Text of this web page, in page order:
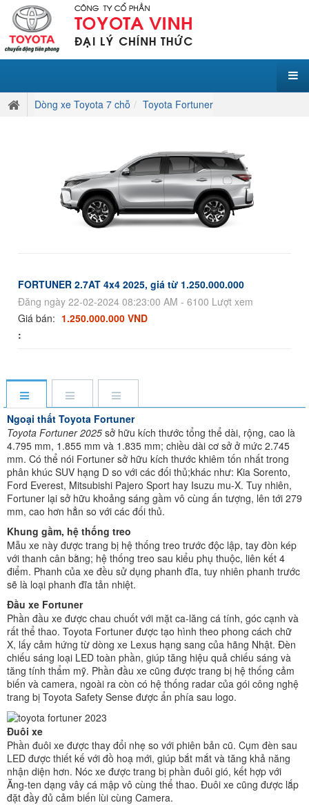
Dòng xe Toyota 7 chỗ Toyota Fortuner
FORTUNER 2.7AT 4x4 2025, giá từ 1.250.000.000
Đăng ngày 22-02-2024 08:23:00 AM - 6100 Lượt xem
Giá bán: 1.250.000.000 VND
:
Ngoại thất Toyota Fortuner
Toyota Fortuner 2025 sở hữu kích thước tổng thể dài, rộng, cao là
4.795 mm, 1.855 mm và 1.835 mm; chiều dài cơ sở ở mức 2.745
mm. Có thể nói Fortuner sở hữu kích thước khiêm tốn nhất trong
phân khúc SUV hạng D so với các đối thủ;khác như: Kia Sorento,
Ford Everest, Mitsubishi Pajero Sport hay Isuzu mu-X. Tuy nhiên,
Fortuner lại sở hữu khoảng sáng gầm vô cùng ấn tượng, lên tới 279
mm, cao hơn hẳn so với các đối thủ.
Khung gầm, hệ thống treo
Mẫu xe này được trang bị hệ thống treo trước độc lập, tay đòn kép
với thanh cân bằng; hệ thống treo sau kiểu phụ thuộc, liên kết 4
điểm. Phanh của xe đều sử dụng phanh đĩa, tuy nhiên phanh trước
sẽ là loại phanh đĩa tản nhiệt.
Đầu xe Fortuner
Phần đầu xe được chau chuốt với mặt ca-lăng cá tính, góc cạnh và
rất thể thao. Toyota Fortuner được tạo hình theo phong cách chữ
X, lấy cảm hứng từ dòng xe Lexus hạng sang của hãng Nhật. Đèn
chiếu sáng loại LED toàn phần, giúp tăng hiệu quả chiếu sáng và
tăng tính thẩm mỹ. Phần đầu xe cũng được trang bị hệ thống cảm
biến và camera, ngoài ra còn có hệ thống radar của gói công nghệ
trang bị Toyota Safety Sense được ẩn phía sau logo.
Đuôi xe
Phần đuôi xe được thay đổi nhẹ so với phiên bản cũ. Cụm đèn sau
LED được thiết kế với đồ hoạ mới, giúp bắt mắt và tăng khả năng
nhận diện hơn. Nóc xe được trang bị phần đuôi gió, kết hợp với
Ăng-ten dạng vây cá mập vô cùng thể thao. Đuôi xe cũng được lắp
đặt đầy đủ cảm biến lùi cùng Camera.